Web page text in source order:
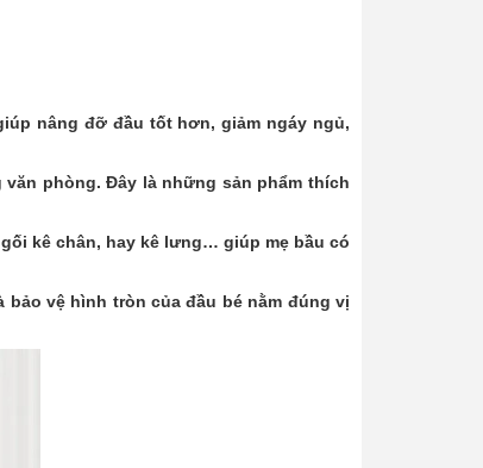
nâng đỡ đầu tốt hơn, giảm ngáy ngủ,
phòng. Đây là những sản phẩm thích
kê chân, hay kê lưng… giúp mẹ bầu có
vệ hình tròn của đầu bé nằm đúng vị